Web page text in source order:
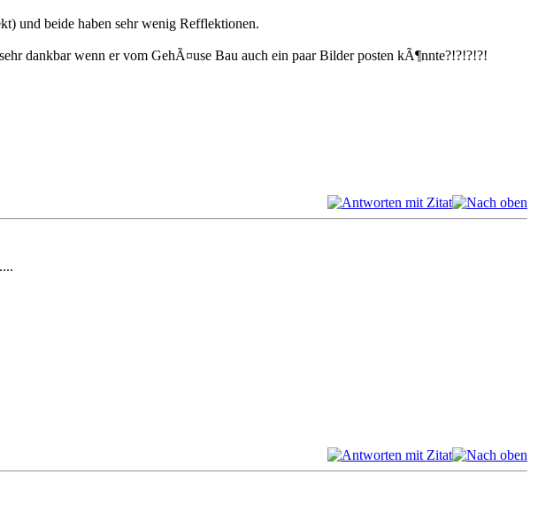
und beide haben sehr wenig Refflektionen.
dankbar wenn er vom GehÃ¤use Bau auch ein paar Bilder posten kÃ¶nnte?!?!?!?!